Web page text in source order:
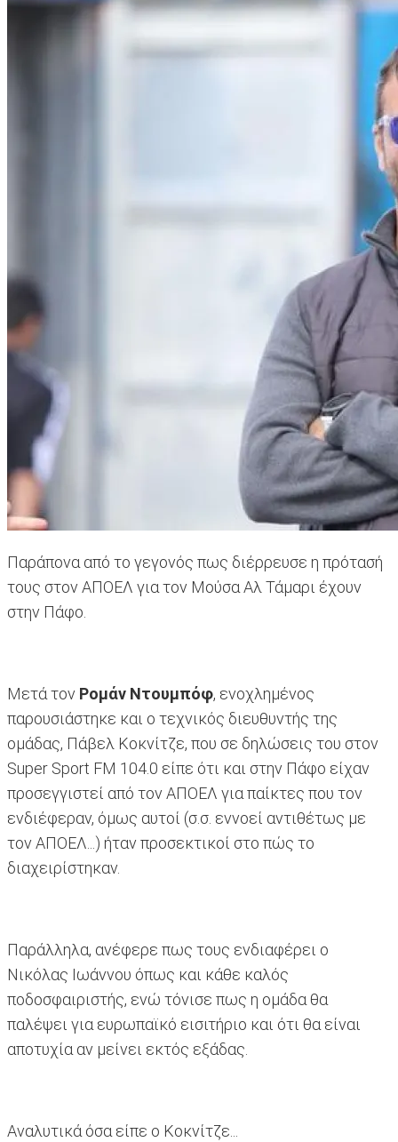
Παράπονα από το γεγονός πως διέρρευσε η πρότασή
τους στον ΑΠΟΕΛ για τον Μούσα Αλ Τάμαρι έχουν
στην Πάφο.
Μετά τον Ρομάν Ντουμπόφ, ενοχλημένος
παρουσιάστηκε και ο τεχνικός διευθυντής της
ομάδας, Πάβελ Κοκνίτζε, που σε δηλώσεις του στον
Super Sport FM 104.0 είπε ότι και στην Πάφο είχαν
προσεγγιστεί από τον ΑΠΟΕΛ για παίκτες που τον
ενδιέφεραν, όμως αυτοί (σ.σ. εννοεί αντιθέτως με
τον ΑΠΟΕΛ...) ήταν προσεκτικοί στο πώς το
διαχειρίστηκαν.
Παράλληλα, ανέφερε πως τους ενδιαφέρει ο
Νικόλας Ιωάννου όπως και κάθε καλός
ποδοσφαιριστής, ενώ τόνισε πως η ομάδα θα
παλέψει για ευρωπαϊκό εισιτήριο και ότι θα είναι
αποτυχία αν μείνει εκτός εξάδας.
Αναλυτικά όσα είπε ο Κοκνίτζε...